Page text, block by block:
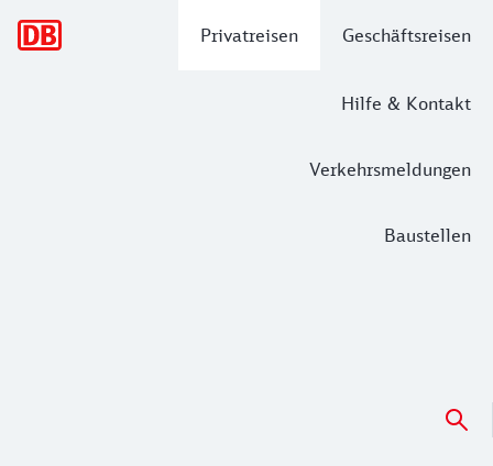
Privatreisen Geschäftsreisen
Hilfe & Kontakt
Verkehrsmeldungen
Baustellen